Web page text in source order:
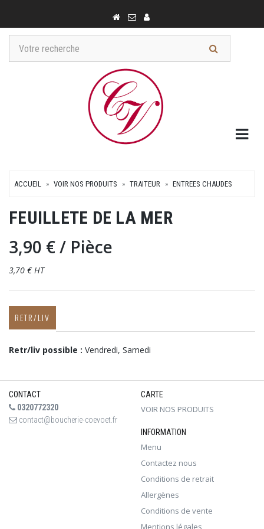
ACCUEIL VOIR NOS PRODUITS TRAITEUR ENTREES CHAUDES
FEUILLETE DE LA MER
3,90 €/ Pièce
3,70 € HT
RETR/LIV
Retr/liv possible : Vendredi, Samedi
CONTACT
0320772320
contact@boucherie-coevoet.fr
CARTE
VOIR NOS PRODUITS
INFORMATION
Menu
Contactez nous
Conditions de retrait
Allergènes
Conditions de vente
Mentions légales